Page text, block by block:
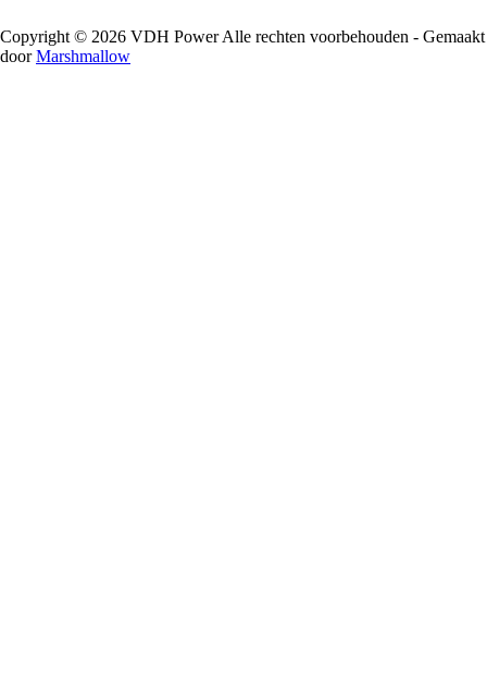
Copyright © 2026 VDH Power Alle rechten voorbehouden - Gemaakt
doorMarshmallow